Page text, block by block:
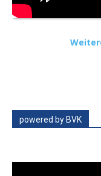
powered by BVK